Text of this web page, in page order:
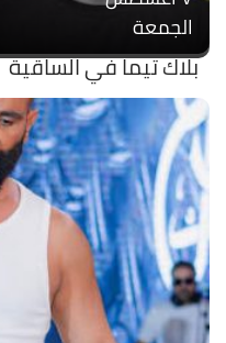
الجمعة
بلاك تيما في الساقية